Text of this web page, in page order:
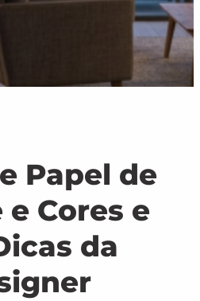
Papel de
e Cores e
da